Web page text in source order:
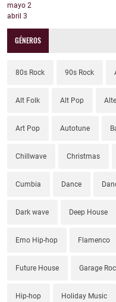
mayo 2
abril 3
GÉNEROS
80s Rock 90s Rock
Alt Folk Alt Pop
Art Pop Autotune
Chillwave Christmas
Cumbia Dance
Dark wave Deep House
Emo Hip-hop Flamenco
Future House Garage
Hip-hop Holiday Music